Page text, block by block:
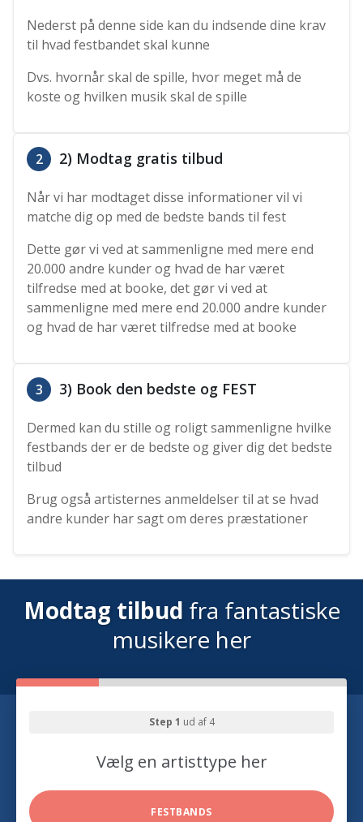
Nederst på denne side kan du indsende dine krav
til hvad festbandet skal kunne
Dvs. hvornår skal de spille, hvor meget må de
koste og hvilken musik skal de spille
2 2) Modtag gratis tilbud
Når vi har modtaget disse informationer vil vi
matche dig op med de bedste bands til fest
Dette gør vi ved at sammenligne med mere end
20.000 andre kunder og hvad de har været
tilfredse med at booke, det gør vi ved at
sammenligne med mere end 20.000 andre kunder
og hvad de har været tilfredse med at booke
3 3) Book den bedste og FEST
Dermed kan du stille og roligt sammenligne hvilke
festbands der er de bedste og giver dig det bedste
tilbud
Brug også artisternes anmeldelser til at se hvad
andre kunder har sagt om deres præstationer
Modtag tilbud fra fantastiske
musikere her
Step 1 ud af 4
Vælg en artisttype her
FESTBANDS